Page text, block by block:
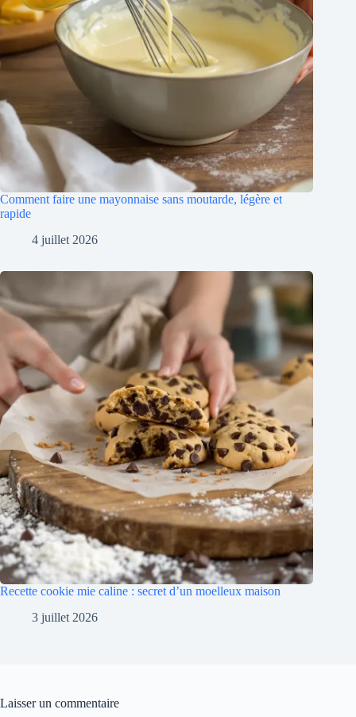
Comment faire une mayonnaise sans moutarde, légère et
rapide
4 juillet 2026
Recette cookie mie caline : secret d’un moelleux maison
3 juillet 2026
Laisser un commentaire